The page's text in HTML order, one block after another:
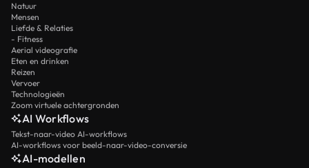
Natuur
Mensen
Liefde & Relaties
- Fitness
Aerial videografie
Eten en drinken
Reizen
Vervoer
Technologieën
Zoom virtuele achtergronden
AI Workflows
Tekst-naar-video AI-workflows
AI-workflows voor beeld-naar-video-conversie
AI-modellen